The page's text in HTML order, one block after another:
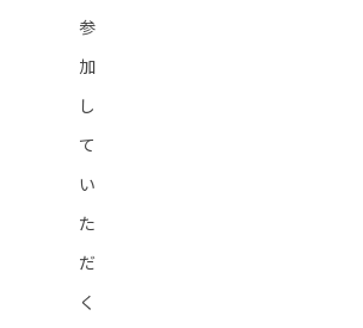
参
加
し
て
い
た
だ
く